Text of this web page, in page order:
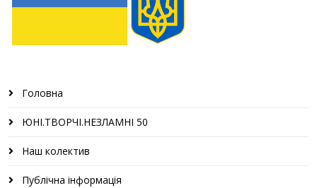
Головна
ЮНІ.ТВОРЧІ.НЕЗЛАМНІ 50
Наш колектив
Публічна інформація